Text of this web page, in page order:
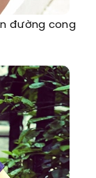
đường cong